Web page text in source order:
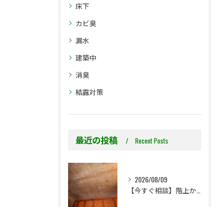
床下
カビ臭
漏水
建築中
消臭
結露対策
最近の投稿 Recent Posts
2026/08/09